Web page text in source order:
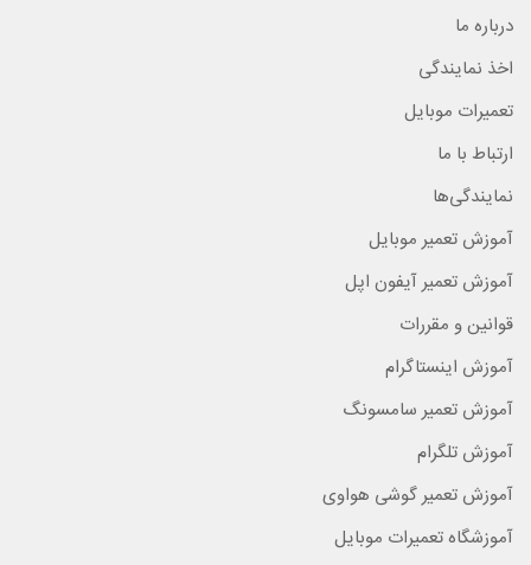
درباره ما
اخذ نمایندگی
تعمیرات موبایل
ارتباط با ما
نمایندگی‌ها
آموزش تعمیر موبایل
آموزش تعمیر آیفون اپل
قوانین و مقررات
آموزش اینستاگرام
آموزش تعمیر سامسونگ
آموزش تلگرام
آموزش تعمیر گوشی هواوی
آموزشگاه تعمیرات موبایل